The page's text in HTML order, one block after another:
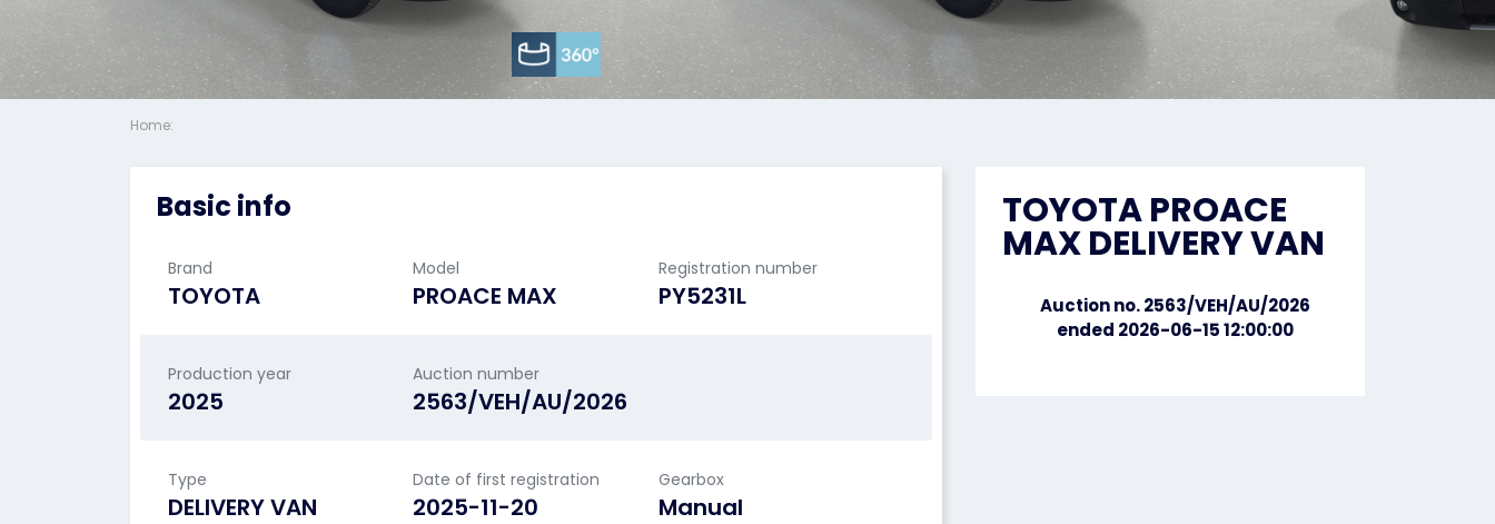
Home:
Basic info
Brand
TOYOTA
Model
PROACE MAX
Registration number
PY5231L
Production year
2025
Auction number
2563/VEH/AU/2026
Type
DELIVERY VAN
Date of first registration
2025-11-20
Gearbox
Manual
TOYOTA PROACE
MAX DELIVERY VAN
Auction no. 2563/VEH/AU/2026
ended 2026-06-15 12:00:00